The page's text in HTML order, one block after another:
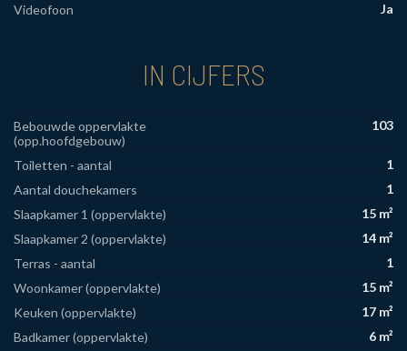
Videofoon Ja
IN CIJFERS
Bebouwde oppervlakte
(opp.hoofdgebouw)
103
Toiletten - aantal
1
Aantal douchekamers
1
Slaapkamer 1 (oppervlakte)
15 m²
Slaapkamer 2 (oppervlakte)
14 m²
Terras - aantal
1
Woonkamer (oppervlakte)
15 m²
Keuken (oppervlakte)
17 m²
Badkamer (oppervlakte)
6 m²